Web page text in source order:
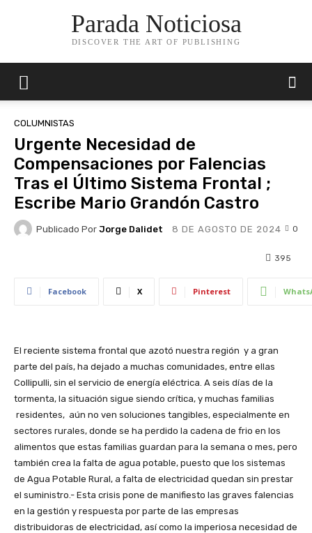
Parada Noticiosa
DISCOVER THE ART OF PUBLISHING
COLUMNISTAS
Urgente Necesidad de
Compensaciones por Falencias
Tras el Último Sistema Frontal ;
Escribe Mario Grandón Castro
Publicado Por Jorge Dalidet 8 DE AGOSTO DE 2024 0
395
Facebook X Pinterest
El reciente sistema frontal que azotó nuestra región y a gran
parte del país, ha dejado a muchas comunidades, entre ellas
Collipulli, sin el servicio de energía eléctrica. A seis días de la
tormenta, la situación sigue siendo crítica, y muchas familias
residentes, aún no ven soluciones tangibles, especialmente en
sectores rurales, donde se ha perdido la cadena de frio en los
alimentos que estas familias guardan para la semana o mes, pero
también crea la falta de agua potable, puesto que los sistemas
de Agua Potable Rural, a falta de electricidad quedan sin prestar
el suministro.- Esta crisis pone de manifiesto las graves falencias
en la gestión y respuesta por parte de las empresas
distribuidoras de electricidad, así como la imperiosa necesidad de